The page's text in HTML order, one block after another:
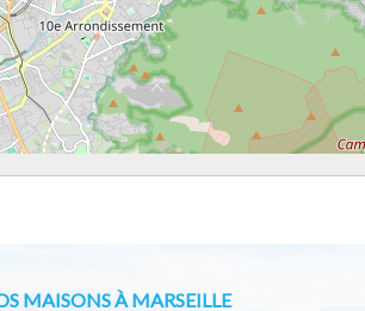
MAISONS À MARSEILLE